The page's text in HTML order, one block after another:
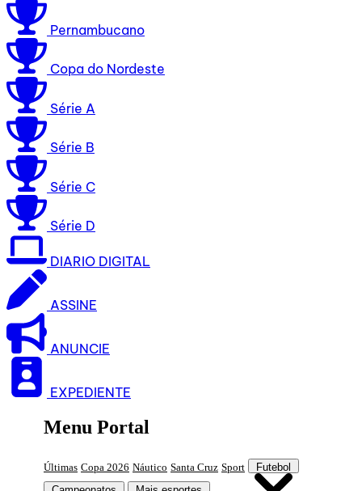
Pernambucano
Copa do Nordeste
Série A
Série B
Série C
Série D
DIARIO DIGITAL
ASSINE
ANUNCIE
EXPEDIENTE
Menu Portal
Últimas Copa 2026 Náutico Santa Cruz Sport Futebol